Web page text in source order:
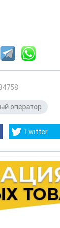
оператор
Twitter